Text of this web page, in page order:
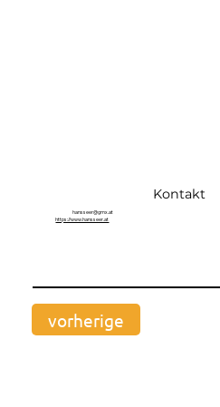
Kontakt
hansseer@gmx.at
https://www.hansseer.at
vorherige